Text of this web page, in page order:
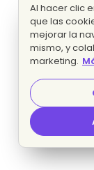
Al hacer clic
que las
mejorar la
mismo, y
marketing.